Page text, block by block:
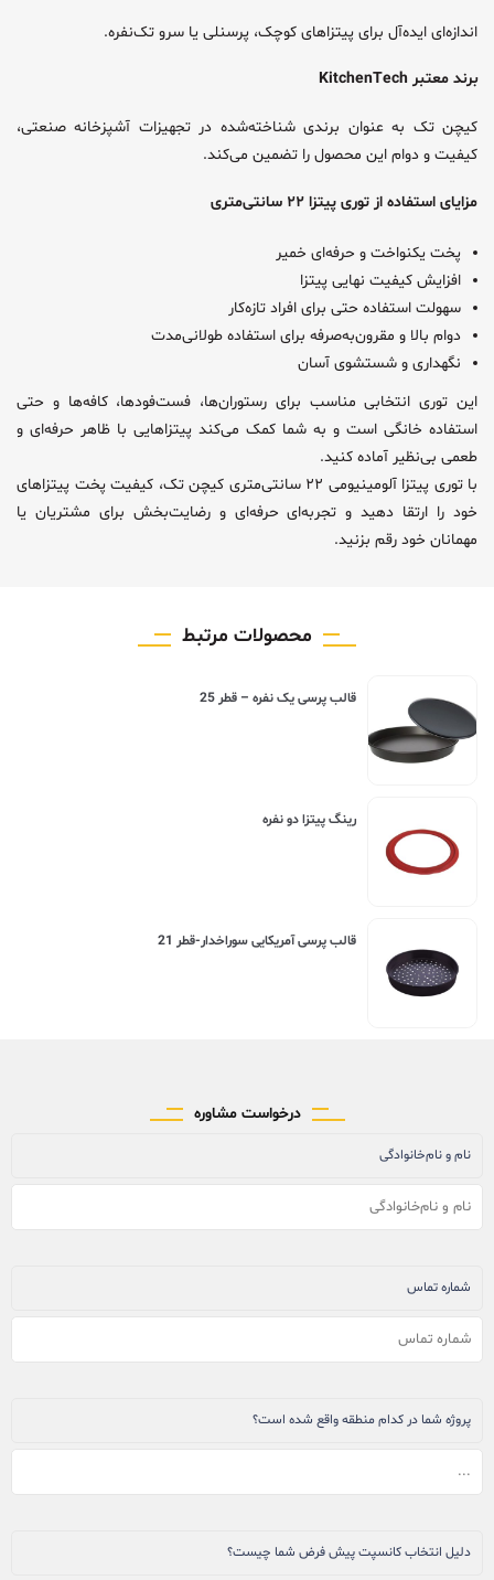
اندازه‌ای ایده‌آل برای پیتزاهای کوچک، پرسنلی یا سرو تک‌نفره.
برند معتبر KitchenTech
کیچن تک به عنوان برندی شناخته‌شده در تجهیزات آشپزخانه صنعتی،
کیفیت و دوام این محصول را تضمین می‌کند.
مزایای استفاده از توری پیتزا ۲۲ سانتی‌متری
پخت یکنواخت و حرفه‌ای خمیر
افزایش کیفیت نهایی پیتزا
سهولت استفاده حتی برای افراد تازه‌کار
دوام بالا و مقرون‌به‌صرفه برای استفاده طولانی‌مدت
نگهداری و شستشوی آسان
این توری انتخابی مناسب برای رستوران‌ها، فست‌فودها، کافه‌ها و حتی
استفاده خانگی است و به شما کمک می‌کند پیتزاهایی با ظاهر حرفه‌ای و
طعمی بی‌نظیر آماده کنید.
با توری پیتزا آلومینیومی ۲۲ سانتی‌متری کیچن تک، کیفیت پخت پیتزاهای
خود را ارتقا دهید و تجربه‌ای حرفه‌ای و رضایت‌بخش برای مشتریان یا
مهمانان خود رقم بزنید.
محصولات مرتبط
قالب پرسی یک نفره – قطر 25
رینگ پیتزا دو نفره
قالب پرسی آمریکایی سوراخدار-قطر 21
درخواست مشاوره
نام و نام‌خانوادگی
شماره تماس
پروژه شما در کدام منطقه واقع شده است؟
دلیل انتخاب کانسپت پیش فرض شما چیست؟